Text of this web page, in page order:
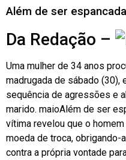
Além de ser
Da Redação –
Uma mulher de 34 anos
madrugada de sábado (30),
sequência de agressões e
marido. maioAlém de ser
vítima revelou que o
moeda de troca, obrigando-
contra a própria vontade